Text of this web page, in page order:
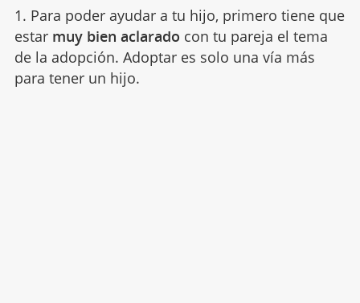
1. Para poder ayudar a tu hijo, primero tiene que
estar muy bien aclarado con tu pareja el tema
de la adopción. Adoptar es solo una vía más
para tener un hijo.